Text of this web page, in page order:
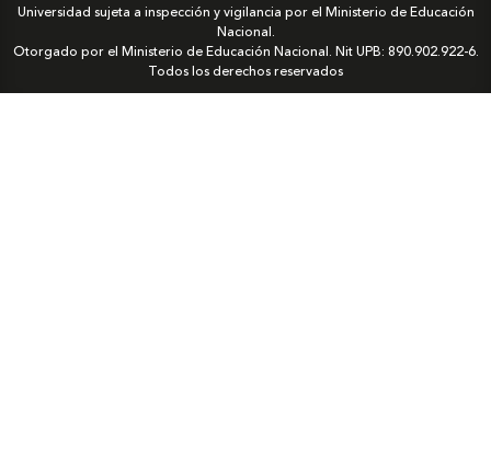
Universidad sujeta a inspección y vigilancia por el Ministerio de Educación
Nacional.
Otorgado por el Ministerio de Educación Nacional. Nit UPB: 890.902.922-6.
Todos los derechos reservados